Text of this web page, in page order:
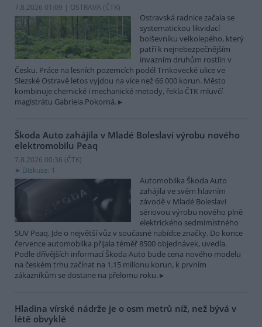
7.8.2026 01:09 | OSTRAVA (ČTK)
Ostravská radnice začala se
systematickou likvidací
bolševníku velkolepého, který
patří k nejnebezpečnějším
invazním druhům rostlin v
Česku. Práce na lesních pozemcích podél Trnkovecké ulice ve
Slezské Ostravě letos vyjdou na více než 66 000 korun. Město
kombinuje chemické i mechanické metody, řekla ČTK mluvčí
magistrátu Gabriela Pokorná.
Škoda Auto zahájila v Mladé Boleslavi výrobu nového
elektromobilu Peaq
7.8.2026 00:36 (ČTK)
Diskuse: 1
Automobilka Škoda Auto
zahájila ve svém hlavním
závodě v Mladé Boleslavi
sériovou výrobu nového plně
elektrického sedmimístného
SUV Peaq. Jde o největší vůz v současné nabídce značky. Do konce
července automobilka přijala téměř 8500 objednávek, uvedla.
Podle dřívějších informací Škoda Auto bude cena nového modelu
na českém trhu začínat na 1,15 milionu korun, k prvním
zákazníkům se dostane na přelomu roku.
Hladina vírské nádrže je o osm metrů níž, než bývá v
létě obvyklé